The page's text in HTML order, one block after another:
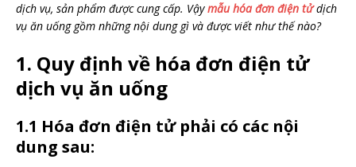
dịch vụ, sản phẩm được cung cấp. Vậymẫu hóa đơn điện tửdịch
vụ ăn uống gồm những nội dung gì và được viết như thế nào?
1. Quy định về hóa đơn điện tử
dịch vụ ăn uống
1.1 Hóa đơn điện tử phải có các nội
dung sau: